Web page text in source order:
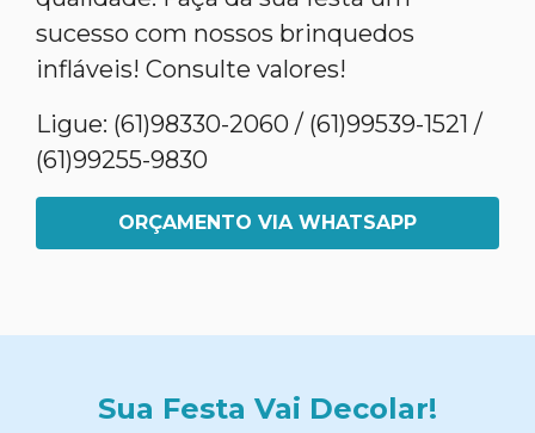
sucesso com nossos brinquedos
infláveis! Consulte valores!
Ligue: (61)98330-2060 / (61)99539-1521 /
(61)99255-9830
ORÇAMENTO VIA WHATSAPP
Sua Festa Vai Decolar!